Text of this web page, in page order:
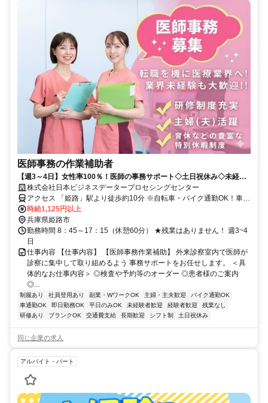
医師事務の作業補助者
【週3～4日】女性率100％！医師の事務サポート◇土日祝休み◇未経
験・ブランク歓迎！マニュアル完備◇
株式会社日本ビジネスデータープロセシングセンター
アクセス 「姫路」駅より徒歩約10分 ※自転車・バイク通勤OK！車応
相談
時給1,125円以上
兵庫県姫路市
勤務時間 8：45～17：15（休憩60分） ★残業はありません！ 週3~4
日
仕事内容 【仕事内容】 【医師事務作業補助】 外来診察室内で医師が
診察に集中して取り組めるよう 事務サポートをお任せします。 ＜具
体的なお仕事内容＞ ◎検査や予約等のオーダー ◎患者様のご案内
◎...
制服あり 社員登用あり 副業・WワークOK 主婦・主夫歓迎
バイク通勤OK
車通勤OK
即日勤務OK 平日のみOK 未経験者歓迎 経験者歓迎
残業なし
研修あり
ブランクOK 交通費支給 長期歓迎 シフト制 土日祝休み
同じ企業の求人
アルバイト・パート